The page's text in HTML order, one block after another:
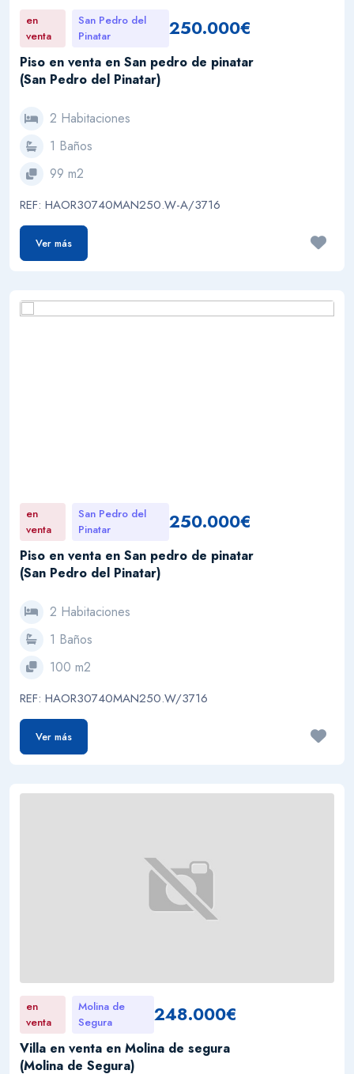
en
venta
San Pedro del
Pinatar
250.000€
Piso en venta en San pedro de pinatar
(San Pedro del Pinatar)
2 Habitaciones
1 Baños
99 m2
REF: HAOR30740MAN250.W-A/3716
Ver más
en
venta
San Pedro del
Pinatar
250.000€
Piso en venta en San pedro de pinatar
(San Pedro del Pinatar)
2 Habitaciones
1 Baños
100 m2
REF: HAOR30740MAN250.W/3716
Ver más
en
venta
Molina de
Segura
248.000€
Villa en venta en Molina de segura
(Molina de Segura)